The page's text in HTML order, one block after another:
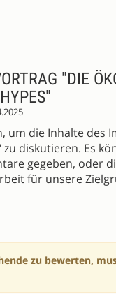
"DIE
um die Inhalte des
diskutieren. Es
gegeben, oder
für unsere
zu bewerten,